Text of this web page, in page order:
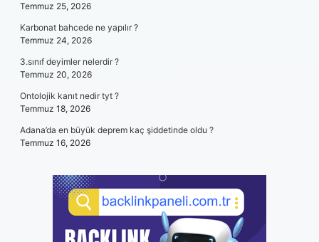
Temmuz 25, 2026
Karbonat bahcede ne yapılır ?
Temmuz 24, 2026
3.sınıf deyimler nelerdir ?
Temmuz 20, 2026
Ontolojik kanıt nedir tyt ?
Temmuz 18, 2026
Adana’da en büyük deprem kaç şiddetinde oldu ?
Temmuz 16, 2026